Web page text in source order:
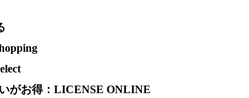
がお得：LICENSE ONLINE